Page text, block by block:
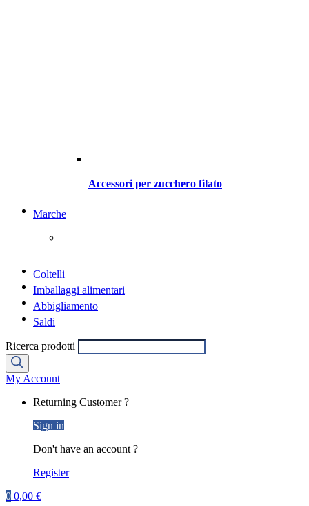
Accessori per zucchero filato
Marche
Coltelli
Imballaggi alimentari
Abbigliamento
Saldi
Ricerca prodotti
My Account
Returning Customer ?
Sign in
Don't have an account ?
Register
0 0,00 €